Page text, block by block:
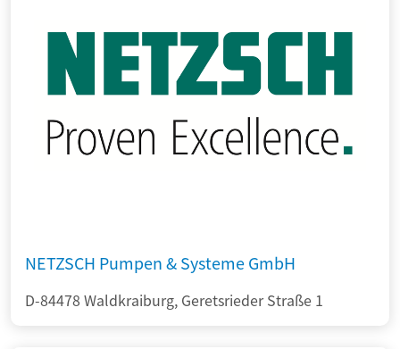
NETZSCH Pumpen & Systeme GmbH
D-84478 Waldkraiburg, Geretsrieder Straße 1